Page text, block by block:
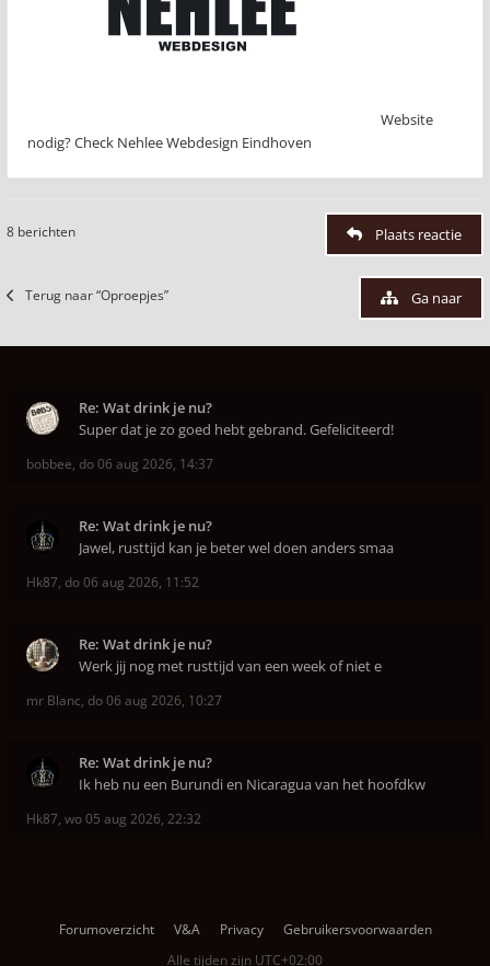
Website
nodig? Check Nehlee Webdesign Eindhoven
8 berichten Plaats reactie
Terug naar “Oproepjes” Ga naar
Re: Wat drink je nu?
Super dat je zo goed hebt gebrand. Gefeliciteerd!
bobbee, do 06 aug 2026, 14:37
Re: Wat drink je nu?
Jawel, rusttijd kan je beter wel doen anders smaa
Hk87, do 06 aug 2026, 11:52
Re: Wat drink je nu?
Werk jij nog met rusttijd van een week of niet e
mr Blanc, do 06 aug 2026, 10:27
Re: Wat drink je nu?
Ik heb nu een Burundi en Nicaragua van het hoofdkw
Hk87, wo 05 aug 2026, 22:32
Forumoverzicht V&A Privacy
Gebruikersvoorwaarden
Alle tijden zijn UTC+02:00